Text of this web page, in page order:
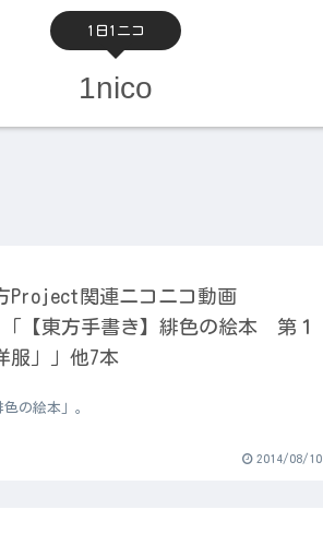
1日1ニコ
1nico
Project関連ニコニコ動画
【東方手書き】緋色の絵本 第１
服」」他7本
の絵本」。
2014/08/10